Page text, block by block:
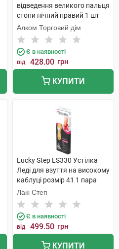
відведення великого пальця
стопи нічний правий 1 шт
Алком Торговий дім
Є в наявності
від 428.00 грн
КУПИТИ
Lucky Step LS330 Устілка
Леді для взуття на високому
каблуці розмір 41 1 пара
Лакі Степ
Є в наявності
від 499.50 грн
КУПИТИ